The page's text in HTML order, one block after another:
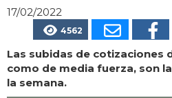
17/02/2022
4562
Las subidas de cotizaciones
como de media fuerza, son
la semana.